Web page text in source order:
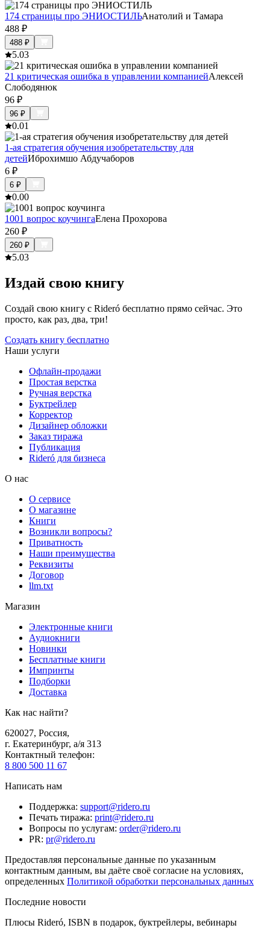
174 страницы про ЭНИОСТИЛЬАнатолий и Тамара
488 ₽
488 ₽
5.03
21 критическая ошибка в управлении компаниейАлексей
Слободянюк
96 ₽
96 ₽
0.01
1-ая стратегия обучения изобретательству для
детейИброхимшо Абдучаборов
6 ₽
6 ₽
0.00
1001 вопрос коучингаЕлена Прохорова
260 ₽
260 ₽
5.03
Издай свою книгу
Создай свою книгу с Rideró бесплатно прямо сейчас. Это
просто, как раз, два, три!
Создать книгу бесплатно
Наши услуги
Офлайн-продажи
Простая верстка
Ручная верстка
Буктрейлер
Корректор
Дизайнер обложки
Заказ тиража
Публикация
Rideró для бизнеса
О нас
О сервисе
О магазине
Книги
Возникли вопросы?
Приватность
Наши преимущества
Реквизиты
Договор
llm.txt
Магазин
Электронные книги
Аудиокниги
Новинки
Бесплатные книги
Импринты
Подборки
Доставка
Как нас найти?
620027, Россия,
г. Екатеринбург, а/я 313
Контактный телефон:
8 800 500 11 67
Написать нам
Поддержка: support@ridero.ru
Печать тиража: print@ridero.ru
Вопросы по услугам: order@ridero.ru
PR: pr@ridero.ru
Предоставляя персональные данные по указанным
контактным данным, вы даёте своё согласие на условиях,
определенных Политикой обработки персональных данных
Последние новости
Плюсы Rideró, ISBN в подарок, буктрейлеры, вебинары